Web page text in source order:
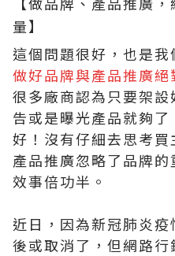
【做品牌、產品推廣
量】
這個問題很好，也是我
做好品牌與產品推廣
很多廠商認為只要架
告或是曝光產品就夠
好！沒有仔細去思考
產品推廣忽略了品牌
效事倍功半。
近日，因為新冠肺炎
後或取消了，但網路